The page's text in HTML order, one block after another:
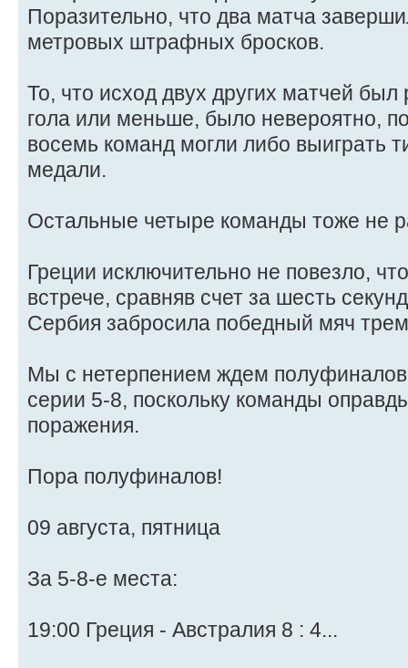
Поразительно, что два матча
метровых штрафных бросков.
То, что исход двух других матчей
гола или меньше, было невероятно,
восемь команд могли либо выиграть
медали.
Остальные четыре команды тоже не
Греции исключительно не повезло,
встрече, сравняв счет за шесть
Сербия забросила победный мяч
Мы с нетерпением ждем
серии 5-8, поскольку команды
поражения.
Пора полуфиналов!
09 августа, пятница
За 5-8-е места:
19:00 Греция - Австралия 8 : 4...